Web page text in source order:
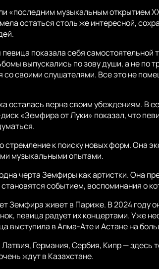
«последним музыкальным открытием
остаться столь же интересной,
показала себя
выпускались по зову души, а не по
со своими слушателями. Все это не
осталась верна своим убеждениям.
«Земфира от Луки» показал, что
стремление к поиску новых форм. Она
музыкальными опытами.
черта Земфиры как артистки. Она
событием, воспоминания о
Земфира живет в Париже. В 2024
певица радует их концертами. Уже
выступила в Алма-Ате и Астане на
Германия, Сербия, Кипр — здесь
ждут в Казахстане.